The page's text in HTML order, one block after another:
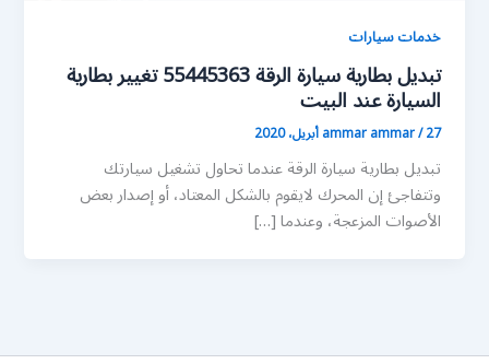
خدمات سيارات
تبديل بطارية سيارة الرقة 55445363 تغيير بطارية
السيارة عند البيت
ammar ammar/27 أبريل، 2020
تبديل بطارية سيارة الرقة عندما تحاول تشغيل سيارتك
وتتفاجئ إن المحرك لايقوم بالشكل المعتاد، أو إصدار بعض
الأصوات المزعجة، وعندما […]